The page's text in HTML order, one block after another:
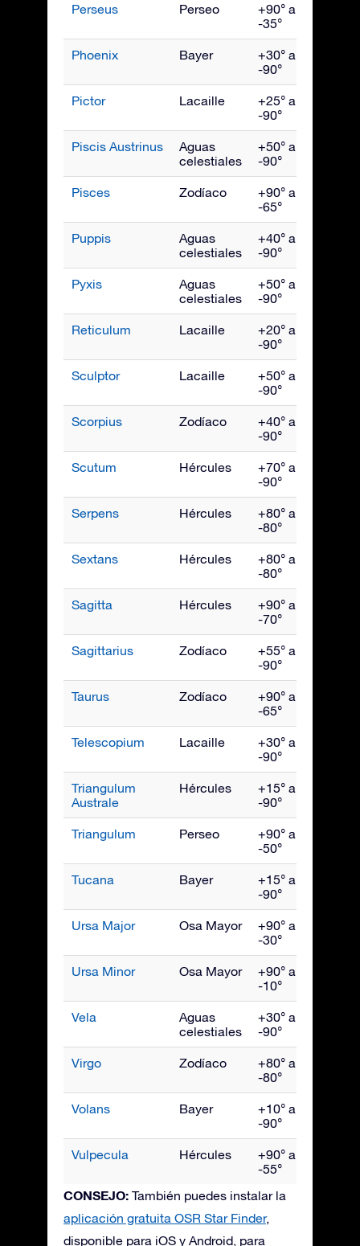
Perseus Perseo
+90° a
-35°
Phoenix Bayer
+30° a
-90°
Pictor Lacaille
+25° a
-90°
Piscis Austrinus
Aguas
celestiales
+50° a
-90°
Pisces Zodíaco
+90° a
-65°
Puppis
Aguas
celestiales
+40° a
-90°
Pyxis
Aguas
celestiales
+50° a
-90°
Reticulum Lacaille
+20° a
-90°
Sculptor Lacaille
+50° a
-90°
Scorpius Zodíaco
+40° a
-90°
Scutum Hércules
+70° a
-90°
Serpens Hércules
+80° a
-80°
Sextans Hércules
+80° a
-80°
Sagitta Hércules
+90° a
-70°
Sagittarius Zodíaco
+55° a
-90°
Taurus Zodíaco
+90° a
-65°
Telescopium Lacaille
+30° a
-90°
Triangulum
Australe
Hércules
+15° a
-90°
Triangulum Perseo
+90° a
-50°
Tucana Bayer
+15° a
-90°
Ursa Major Osa Mayor
+90° a
-30°
Ursa Minor Osa Mayor
+90° a
-10°
Vela
Aguas
celestiales
+30° a
-90°
Virgo Zodíaco
+80° a
-80°
Volans Bayer
+10° a
-90°
Vulpecula Hércules
+90° a
-55°
CONSEJO: También puedes instalar la
aplicación gratuita OSR Star Finder,
disponible para iOS y Android, para